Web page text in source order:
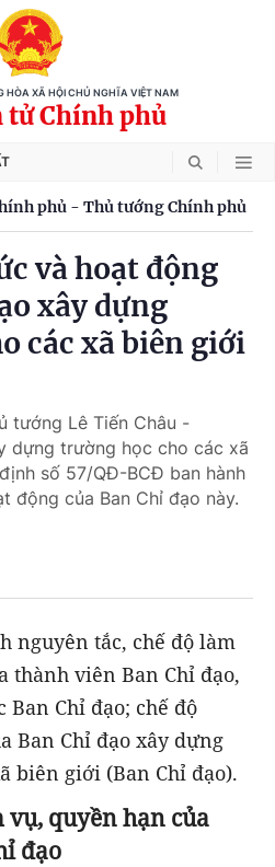
HÒA XÃ HỘI CHỦ NGHĨA VIỆT NAM
tử Chính phủ
phủ - Thủ tướng Chính phủ
và hoạt động
xây dựng
các xã biên giới
tướng Lê Tiến Châu -
dựng trường học cho các xã
số 57/QĐ-BCĐ ban hành
động của Ban Chỉ đạo này.
nguyên tắc, chế độ làm
thành viên Ban Chỉ đạo,
Chỉ đạo; chế độ
Ban Chỉ đạo xây dựng
biên giới (Ban Chỉ đạo).
vụ, quyền hạn của
đạo